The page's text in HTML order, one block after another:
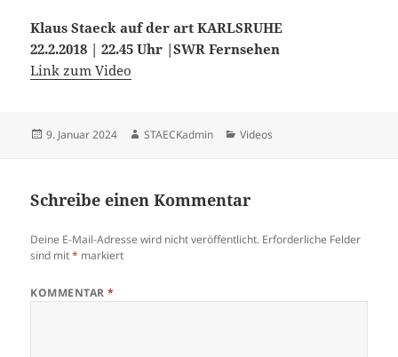
Klaus Staeck auf der art KARLSRUHE
22.2.2018 | 22.45 Uhr |SWR Fernsehen
Link zum Video
Veröffentlicht
9. Januar 2024 Autor
STAECKadmin Kategorien
Videos
Schreibe einen Kommentar
Deine E-Mail-Adresse wird nicht veröffentlicht. Erforderliche Felder
sind mit* markiert
KOMMENTAR*